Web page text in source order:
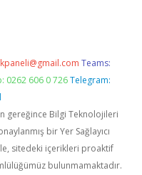
Teams:
0262 606 0 726 Telegram:
gereğince Bilgi Teknolojileri
bir Yer Sağlayıcı
sitedeki içerikleri proaktif
bulunmamaktadır.